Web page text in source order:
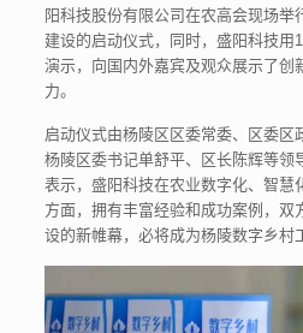
阳科技股份有限公司在农高会现场举
建设的启动仪式，同时，盛阳科技用
演示，向国内外嘉宾及观众展示了创
力。
启动仪式由杨陵区区委常委、区委区
杨陵区委书记单舒平、区长陈辉等领
表示，盛阳科技在农业数字化、智慧
方面，拥有丰富经验和成功案例，双
设的新帷幕，必将成为杨陵数字乡村